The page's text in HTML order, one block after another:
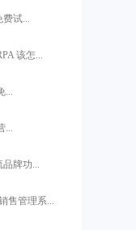
费试...
该怎...
...
...
牌功...
售管理系...